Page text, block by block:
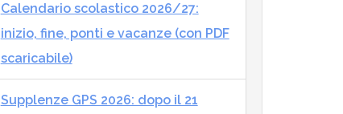
Calendario scolastico 2026/27:
inizio, fine, ponti e vacanze (con PDF
scaricabile)
Supplenze GPS 2026: dopo il 21